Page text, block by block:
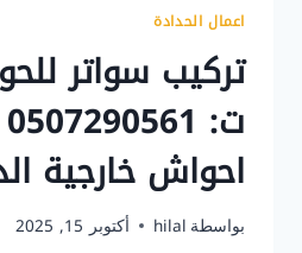
اعمال الحدادة
تركيب سواتر
احواش خارجية
بواسطة hilal أكتوبر 15, 2025